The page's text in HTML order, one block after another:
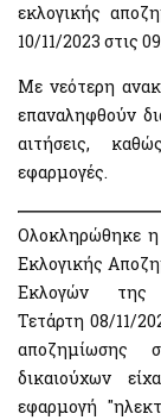
Hellenic Land
Ανεξάρτητη Αρχή
myEGDIXlive -
communication &
Information for
of the Financial
myPyrasfaleialive
communication
and Suppressive
Greece
mySynigoroslive
Ombudsman
Other Services
εκλογικής
10/11/2023 στις
Με νεότερη
επαναληφθούν
αιτήσεις,
εφαρμογές.
Ολοκληρώθηκε η
Εκλογικής
Εκλογών
Τετάρτη 08/11/
αποζημίωσης
δικαιούχων
εφαρμογή